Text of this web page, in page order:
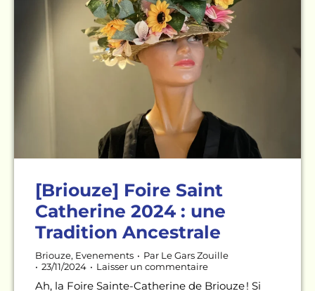
[Briouze] Foire Saint
Catherine 2024 : une
Tradition Ancestrale
Briouze, Evenements Par Le Gars Zouille
23/11/2024
Laisser un commentaire
Ah, la Foire Sainte-Catherine de Briouze ! Si